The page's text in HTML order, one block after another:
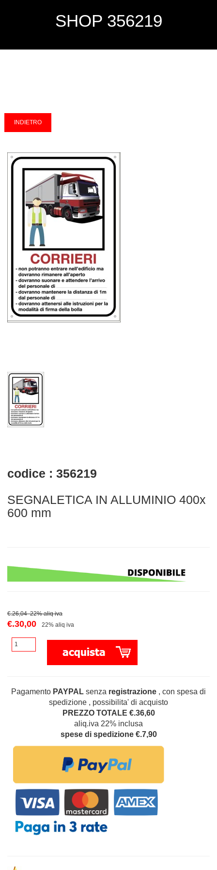
SHOP 356219
codice : 356219
SEGNALETICA IN ALLUMINIO 400x
600 mm
€.26,04 22% aliq iva
€.30,00 22% aliq iva
Pagamento PAYPAL senza registrazione , con spesa di
spedizione , possibilita' di acquisto
PREZZO TOTALE €.36,60
aliq.iva 22% inclusa
spese di spedizione €.7,90